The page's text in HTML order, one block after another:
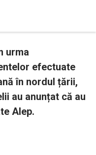
urma
efectuate
în nordul țării,
au anunțat că au
Alep.